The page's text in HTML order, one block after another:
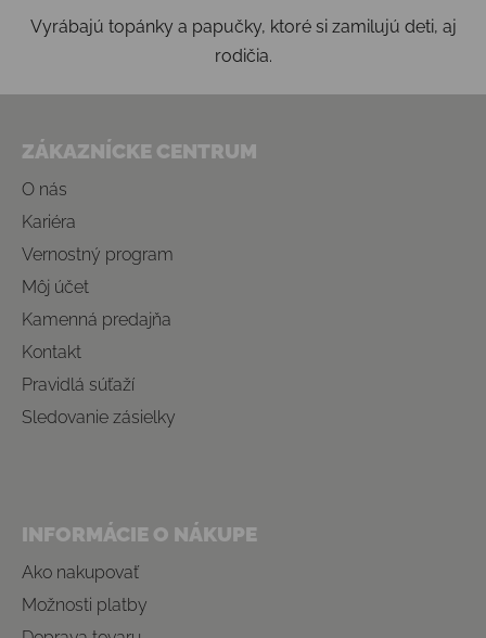
Vyrábajú topánky a papučky, ktoré si zamilujú deti, aj
rodičia.
ZÁKAZNÍCKE CENTRUM
O nás
Kariéra
Vernostný program
Môj účet
Kamenná predajňa
Kontakt
Pravidlá súťaží
Sledovanie zásielky
INFORMÁCIE O NÁKUPE
Ako nakupovať
Možnosti platby